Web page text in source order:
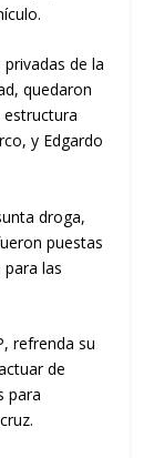
de la
quedaron
y Edgardo
droga,
puestas
las
refrenda su
de
para